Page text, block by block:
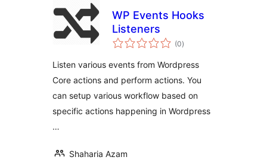
WP Events Hooks
Listeners
(0toplam
puan
)
Listen various events from Wordpress
Core actions and perform actions. You
can setup various workflow based on
specific actions happening in Wordpress
…
Shaharia Azam